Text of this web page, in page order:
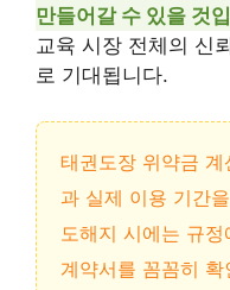
만들어갈 수 있을 것
교육 시장 전체의 신
로 기대됩니다.
태권도장 위약금
과 실제 이용 기간
도해지 시에는 규
계약서를 꼼꼼히